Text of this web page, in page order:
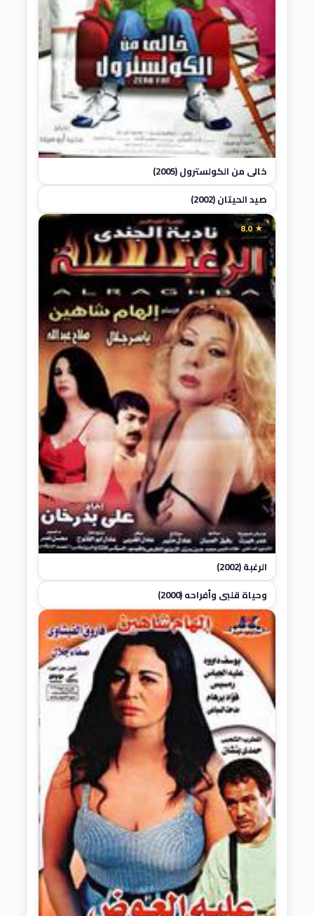
خالي من الكولسترول (2005)
★ 2.0
صيد الحيتان (2002)
★ 8.0
الرغبة (2002)
وحياة قلبي وأفراحه (2000)